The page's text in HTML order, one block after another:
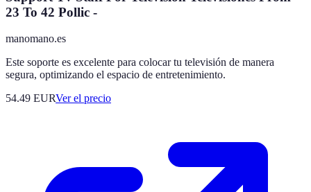
23 To 42 Pollic -
manomano.es
Este soporte es excelente para colocar tu televisión de manera
segura, optimizando el espacio de entretenimiento.
54.49 EURVer el precio